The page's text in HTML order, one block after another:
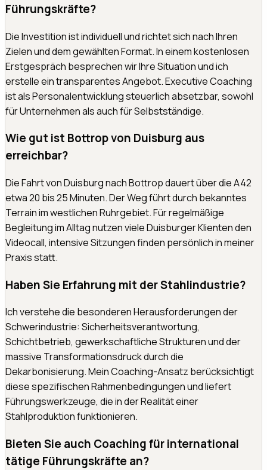
Führungskräfte?
Die Investition ist individuell und richtet sich nach Ihren
Zielen und dem gewählten Format. In einem kostenlosen
Erstgespräch besprechen wir Ihre Situation und ich
erstelle ein transparentes Angebot. Executive Coaching
ist als Personalentwicklung steuerlich absetzbar, sowohl
für Unternehmen als auch für Selbstständige.
Wie gut ist Bottrop von Duisburg aus
erreichbar?
Die Fahrt von Duisburg nach Bottrop dauert über die A42
etwa 20 bis 25 Minuten. Der Weg führt durch bekanntes
Terrain im westlichen Ruhrgebiet. Für regelmäßige
Begleitung im Alltag nutzen viele Duisburger Klienten den
Videocall, intensive Sitzungen finden persönlich in meiner
Praxis statt.
Haben Sie Erfahrung mit der Stahlindustrie?
Ich verstehe die besonderen Herausforderungen der
Schwerindustrie: Sicherheitsverantwortung,
Schichtbetrieb, gewerkschaftliche Strukturen und der
massive Transformationsdruck durch die
Dekarbonisierung. Mein Coaching-Ansatz berücksichtigt
diese spezifischen Rahmenbedingungen und liefert
Führungswerkzeuge, die in der Realität einer
Stahlproduktion funktionieren.
Bieten Sie auch Coaching für international
tätige Führungskräfte an?